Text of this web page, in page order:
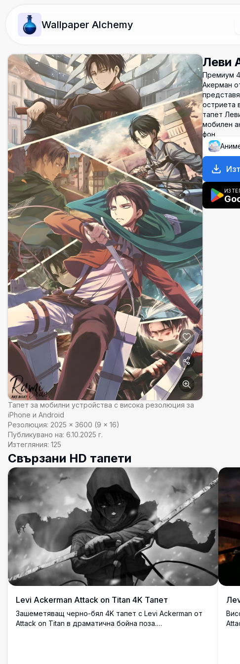
Wallpaper Alchemy
Тапет за мобилни устройства с висока резолюция за
iPhone и Android
Резолюция: 2025 × 3600 (9 × 16)
Публикувано на: 6.10.2025 г.
Изтегляния: 125
Леви
Премиум
Акерман
остриета
тапет
мобилен
фон
Свързани HD тапети
Levi Ackerman Attack on Titan 4K Тапет
Зашеметяващ черно-бял 4K тапет с Levi Ackerman от
Attack on Titan в драматична бойна поза.